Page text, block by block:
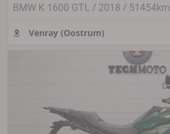
BMW K 1600 GTL / 2018 / 51454km
Venray (Oostrum)